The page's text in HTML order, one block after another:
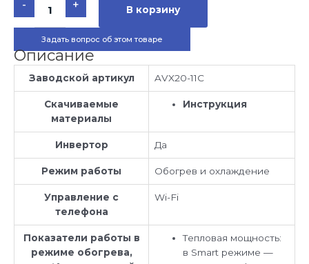
-
товара
Тепловой
F-
X20
AVX20-
11C
инвертор
55
м3,
кВт,
-20С)
+ В корзину
Задать вопрос об этом товаре
Описание
Заводской артикул AVX20-11C
Скачиваемые
материалы
Инструкция
Инвертор Да
Режим работы Обогрев и охлаждение
Управление с
телефона
Wi-Fi
Показатели работы в
режиме обогрева,
Тепловая мощность:
в Smart режиме —